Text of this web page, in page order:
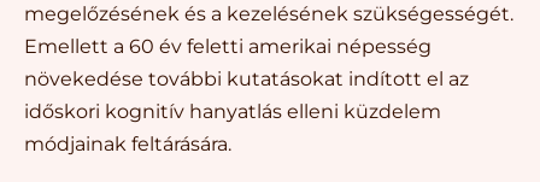
megelőzésének és a kezelésének szükségességét.
Emellett a 60 év feletti amerikai népesség
növekedése további kutatásokat indított el az
időskori kognitív hanyatlás elleni küzdelem
módjainak feltárására.